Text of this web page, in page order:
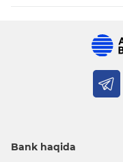
Bank haqida